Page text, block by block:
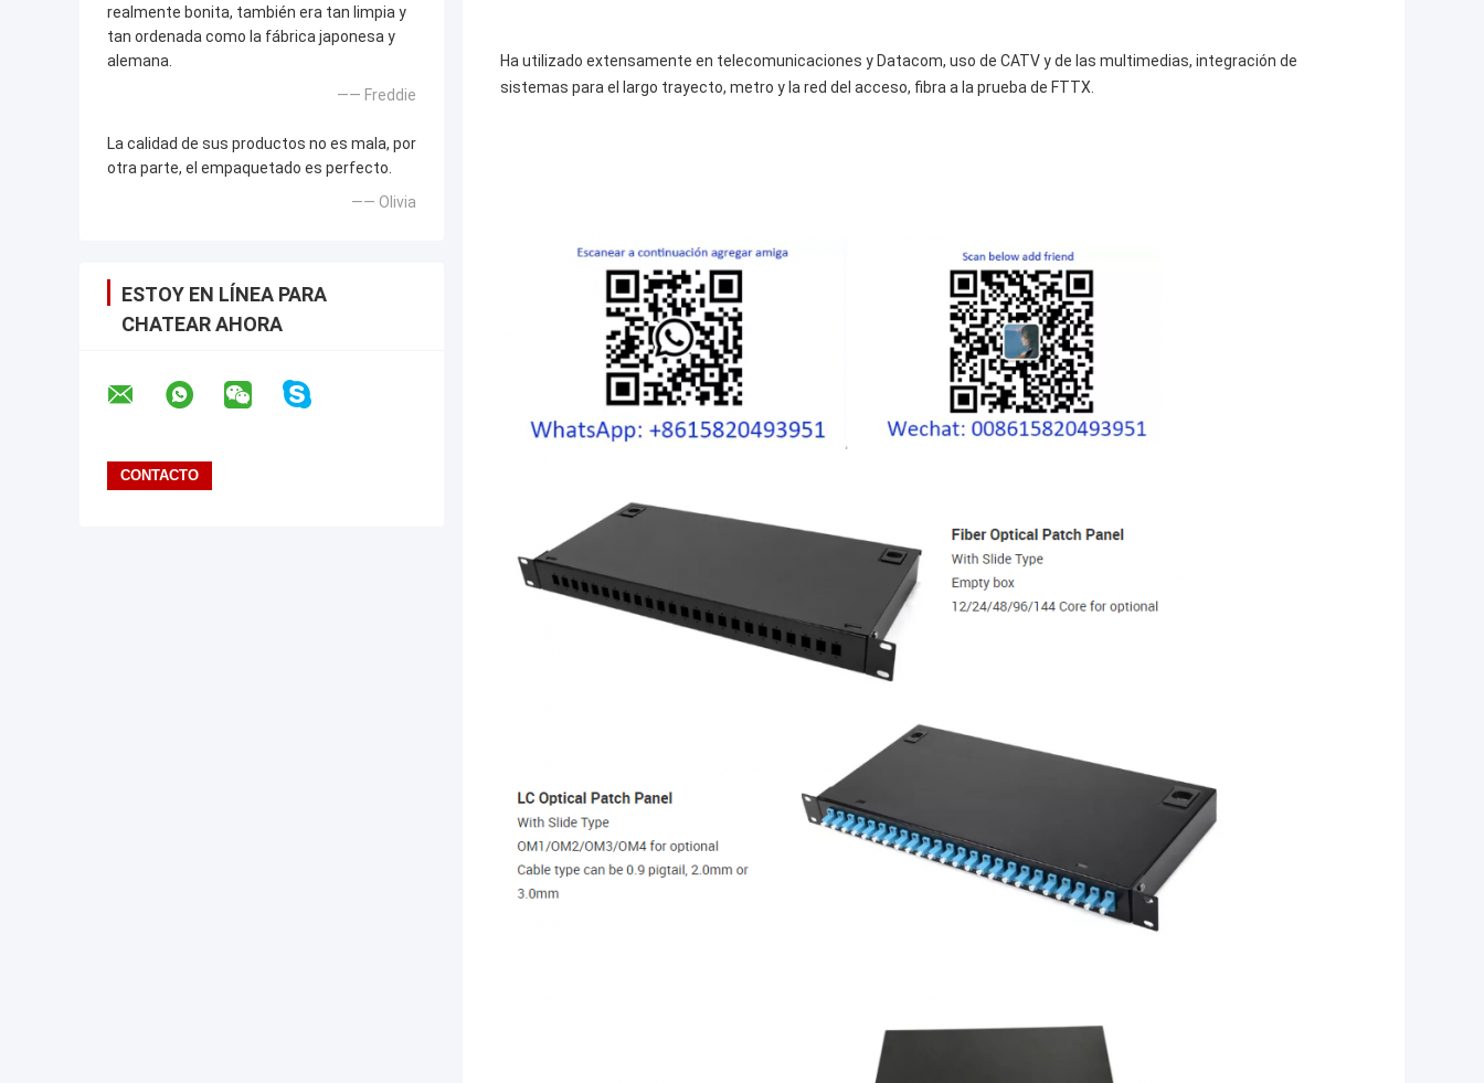
realmente bonita, también era tan limpia y
tan ordenada como la fábrica japonesa y
alemana.
—— Freddie
La calidad de sus productos no es mala, por
otra parte, el empaquetado es perfecto.
—— Olivia
ESTOY EN LÍNEA PARA
CHATEAR AHORA
Ha utilizado extensamente en telecomunicaciones y Datacom, uso de CATV y de las multimedias, integración de
sistemas para el largo trayecto, metro y la red del acceso, fibra a la prueba de FTTX.